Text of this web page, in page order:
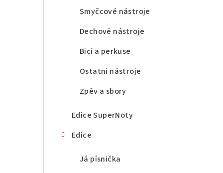
Smyčcové nástroje
Dechové nástroje
Bicí a perkuse
Ostatní nástroje
Zpěv a sbory
Edice SuperNoty
Edice
Já písnička